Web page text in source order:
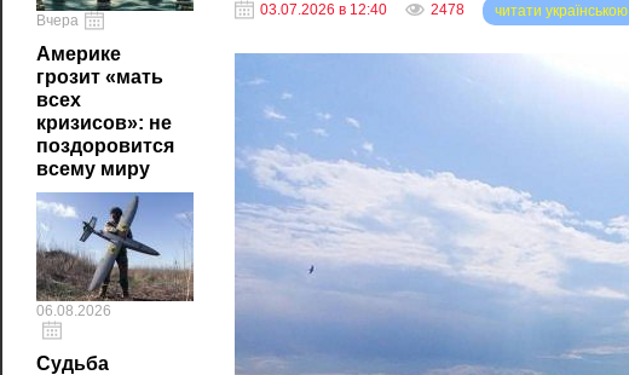
Вчера
Америке
грозит «мать
всех
кризисов»: не
поздоровится
всему миру
06.08.2026
Судьба
03.07.2026 в 12:40 2478 читати українською